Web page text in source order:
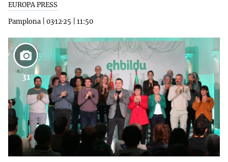
EUROPA PRESS
Pamplona
03·12·25 11:50
31